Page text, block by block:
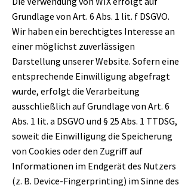
Grundlage von Art. 6 Abs. 1 lit. f DSGVO.
Wir haben ein berechtigtes Interesse an
einer möglichst zuverlässigen
Darstellung unserer Website. Sofern eine
entsprechende Einwilligung abgefragt
wurde, erfolgt die Verarbeitung
ausschließlich auf Grundlage von Art. 6
Abs. 1 lit. a DSGVO und § 25 Abs. 1 TTDSG,
soweit die Einwilligung die Speicherung
von Cookies oder den Zugriff auf
Informationen im Endgerät des Nutzers
(z. B. Device-Fingerprinting) im Sinne des